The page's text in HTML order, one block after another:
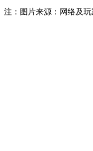
注：图片来源：网络及